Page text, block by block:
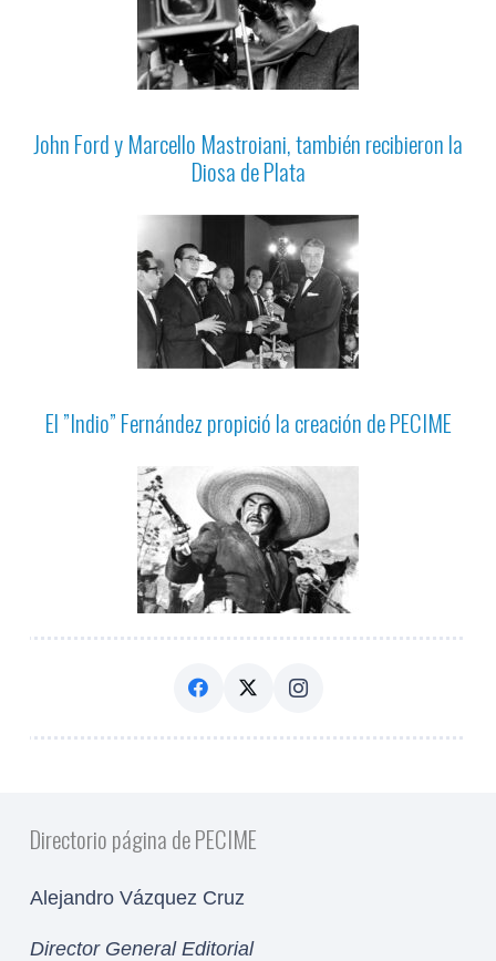
John Ford y Marcello Mastroiani, también recibieron la
Diosa de Plata
El ”Indio” Fernández propició la creación de PECIME
Directorio página de PECIME
Alejandro Vázquez Cruz
Director General Editorial